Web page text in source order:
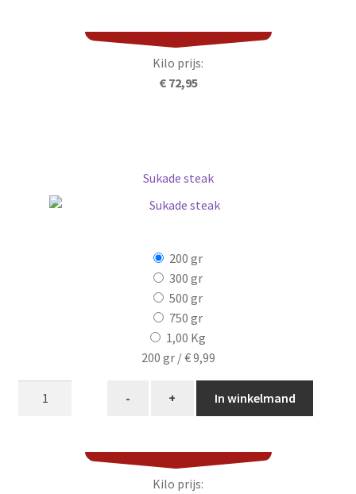
Kilo prijs:
€ 72,95
Sukade steak
200 gr
300 gr
500 gr
750 gr
1,00 Kg
200 gr /€ 9,99
- + In winkelmand
Kilo prijs: